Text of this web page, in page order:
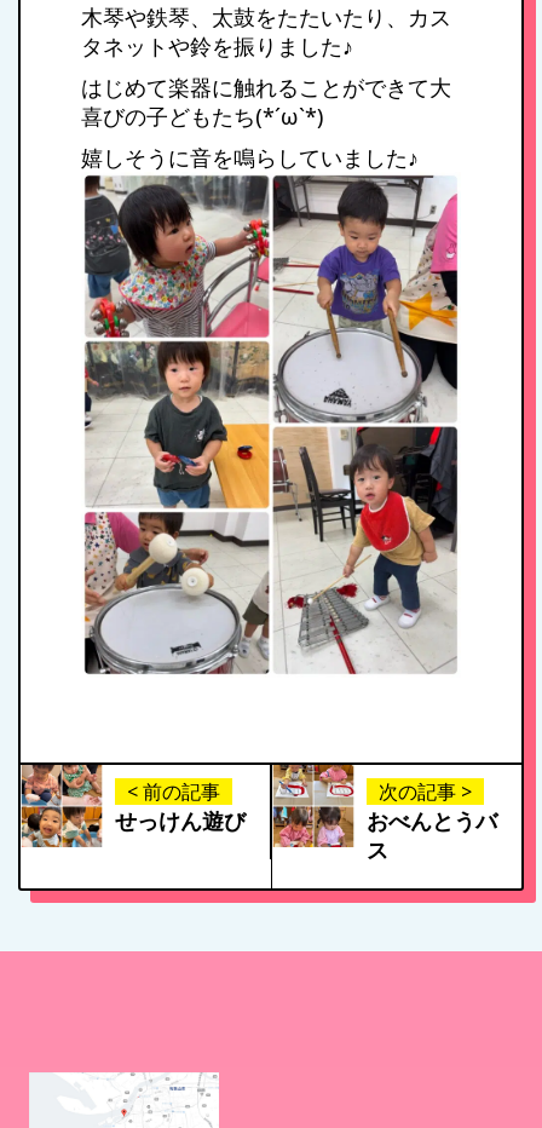
HOME
私たちの思い・教
育方針
1日のスケジュール
年間行事
施設紹介・園概要
入園案内
アクセス
お問い合わせ
木琴や鉄琴、太鼓をたたいたり、カス
タネットや鈴を振りました♪
はじめて楽器に触れることができて大
喜びの子どもたち(*´ω`*)
嬉しそうに音を鳴らしていました♪
< 前の記事
せっけん遊び
次の記事 >
おべんとうバ
ス